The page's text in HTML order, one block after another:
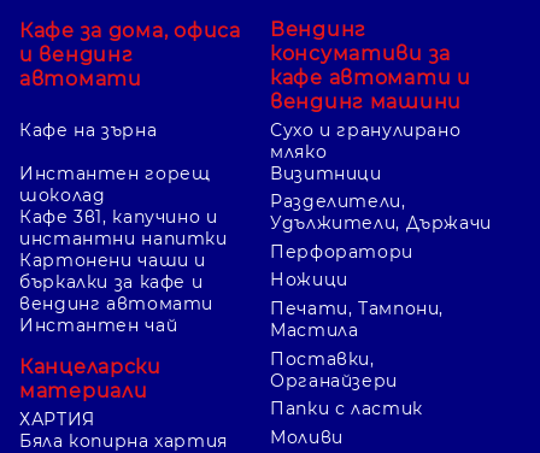
Кафе за дома, офиса
и вендинг
автомати
Кафе на зърна
Вендинг
консумативи за
кафе автомати и
вендинг машини
Сухо и гранулирано
мляко
Инстантен горещ
шоколад
Кафе 3в1, капучино и
инстантни напитки
Картонени чаши и
бъркалки за кафе и
вендинг автомати
Инстантен чай
Канцеларски
материали
ХАРТИЯ
Бяла копирна хартия
Визитници
Разделители,
Удължители, Държачи
Перфоратори
Ножици
Печати, Тампони,
Мастила
Поставки,
Органайзери
Папки с ластик
Моливи